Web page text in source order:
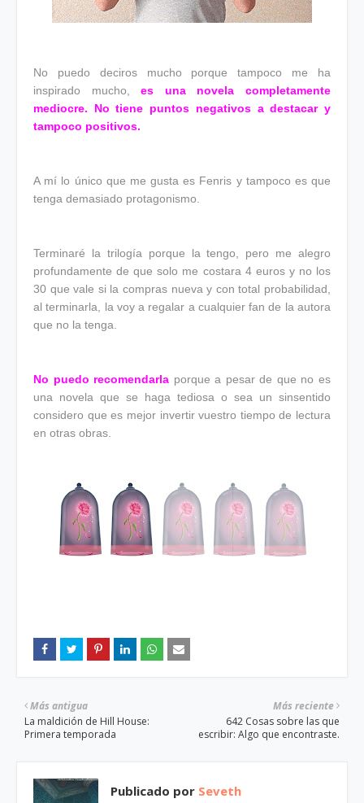
No puedo deciros mucho porque tampoco me ha
inspirado mucho,es una novela completamente
mediocre. No tiene puntos negativos a destacar y
tampoco positivos.
A mí lo único que me gusta es Fenris y tampoco es que
tenga demasiado protagonismo.
Terminaré la trilogía porque la tengo, pero me alegro
profundamente de que solo me costara 4 euros y no los
30 que vale si la compras nueva y con total probabilidad,
al terminarla, la voy a regalar a cualquier fan de la autora
que no la tenga.
No puedo recomendarla porque a pesar de que no es
una novela que se haga tediosa o sea un sinsentido
considero que es mejor invertir vuestro tiempo de lectura
en otras obras.
Más reciente
642 Cosas sobre las que
escribir: Algo que encontraste.
Más antigua
La maldición de Hill House:
Primera temporada
Publicado por Seveth